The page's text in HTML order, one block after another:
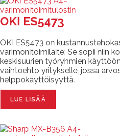
OKI ES5473
OKI ES5473 on
värimonitoimilaite: Se sopii niin
keskisuurien työryhmien
vaihtoehto yritykselle, jossa
helppokäyttöisyyttä.
LUE LISÄÄ